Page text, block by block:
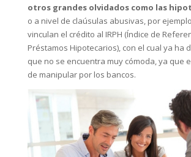
otros grandes olvidados como las
o a nivel de claúsulas abusivas, por
vinculan el crédito al IRPH (Índice de
Préstamos Hipotecarios), con el cual ya ha
que no se encuentra muy cómoda, ya que
de manipular por los bancos.